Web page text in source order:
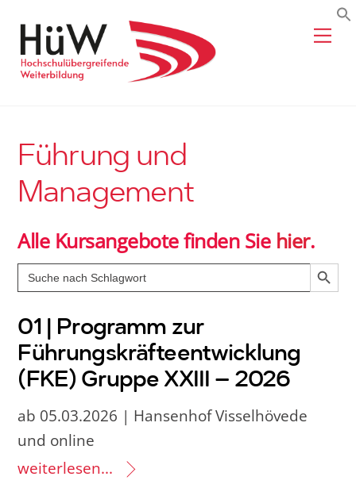
content
Führung und
Management
Alle Kursangebote finden Sie hier.
Search
for:
Search
01 | Programm zur
Führungskräfteentwicklung
(FKE) Gruppe XXIII – 2026
ab 05.03.2026 | Hansenhof Visselhövede
und online
weiterlesen...